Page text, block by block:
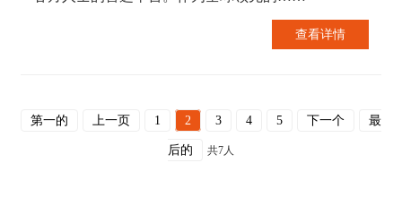
查看详情
第一的 上一页 1 2 3 4 5 下一个 最
后的 共7人